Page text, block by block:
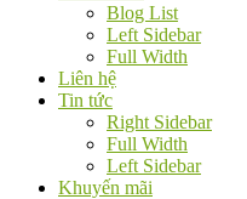
Blog List
Left Sidebar
Full Width
Liên hệ
Tin tức
Right Sidebar
Full Width
Left Sidebar
Khuyến mãi